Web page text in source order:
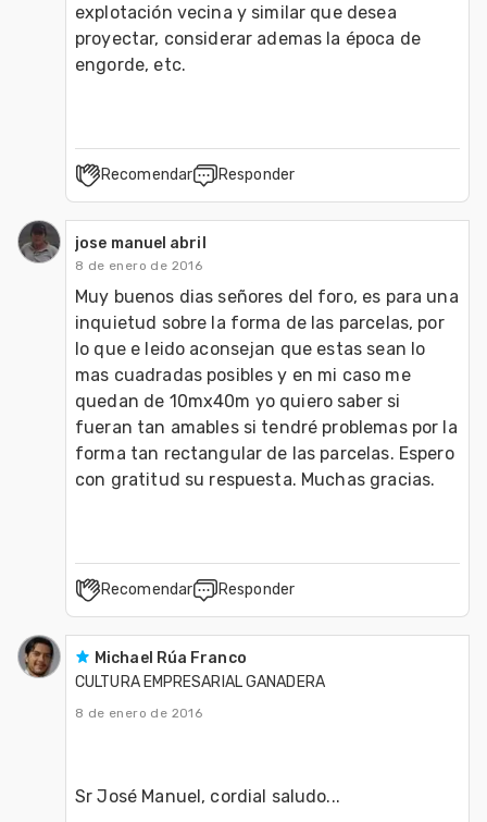
explotación vecina y similar que desea
proyectar, considerar ademas la época de
engorde, etc.
Recomendar Responder
jose manuel abril
8 de enero de 2016
Muy buenos dias señores del foro, es para una
inquietud sobre la forma de las parcelas, por
lo que e leido aconsejan que estas sean lo
mas cuadradas posibles y en mi caso me
quedan de 10mx40m yo quiero saber si
fueran tan amables si tendré problemas por la
forma tan rectangular de las parcelas. Espero
con gratitud su respuesta. Muchas gracias.
Recomendar Responder
Michael Rúa Franco
CULTURA EMPRESARIAL GANADERA
8 de enero de 2016
Sr José Manuel, cordial saludo...